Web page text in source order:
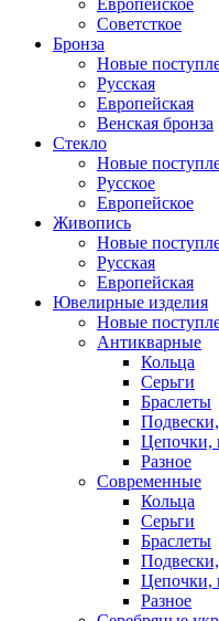
Европейское
Советсткое
Бронза
Новые
Русская
Европейская
Венская бронза
Стекло
Новые
Русское
Европейское
Живопись
Новые
Русская
Европейская
Ювелирные изделия
Новые
Антикварные
Кольца
Серьги
Браслеты
Цепочки,
Разное
Современные
Кольца
Серьги
Браслеты
Цепочки,
Разное